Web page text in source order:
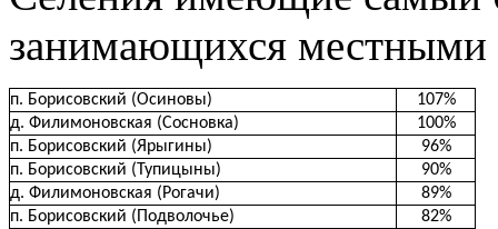
занимающихся
п. Борисовский (Осиновы)
107%
д. Филимоновская (Сосновка)
100%
п. Борисовский (Ярыгины)
96%
п. Борисовский (Тупицыны)
90%
д. Филимоновская (Рогачи)
89%
п. Борисовский (Подволочье)
82%